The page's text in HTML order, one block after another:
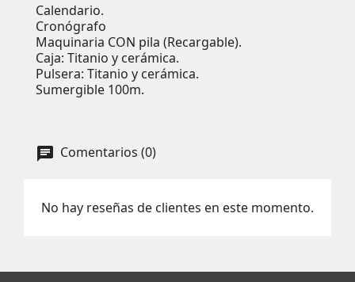
Calendario.
Cronógrafo
Maquinaria CON pila (Recargable).
Caja: Titanio y cerámica.
Pulsera: Titanio y cerámica.
Sumergible 100m.
Comentarios (0)
No hay reseñas de clientes en este momento.